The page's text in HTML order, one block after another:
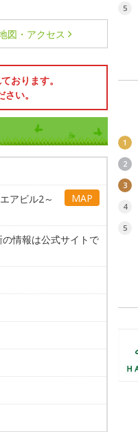
図・アクセス
おります。
い。
アビル2～
MAP
情報は公式サイトで
5
1
2
3
4
5